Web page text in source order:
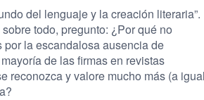
del lenguaje y la creación literaria”.
todo, pregunto: ¿Por qué no
la escandalosa ausencia de
de las firmas en revistas
reconozca y valore mucho más (a igual